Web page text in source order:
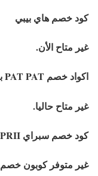
كود خصم هاي بيبي
غير متاح الأن.
اكواد خصم PAT PAT بات بات
غير متاح حاليا.
كود خصم سبراي SPRII
غير متوفر كوبون خصم